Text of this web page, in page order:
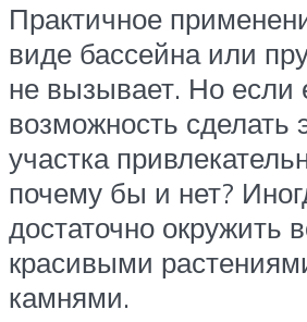
Практичное
виде бассейна или
не вызывает. Но если
возможность сделать
участка
почему бы и нет?
достаточно окружить
красивыми
камнями.